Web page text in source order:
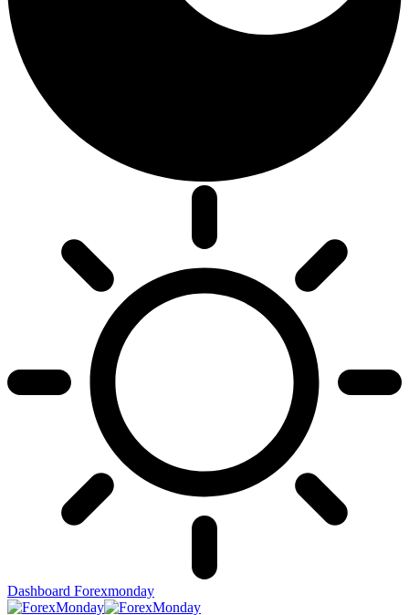
Dashboard Forexmonday